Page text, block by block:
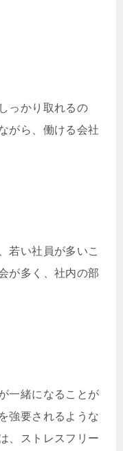
っかり取れるの
がら、働ける会社
若い社員が多いこ
が多く、社内の部
一緒になることが
強要されるような
、ストレスフリー